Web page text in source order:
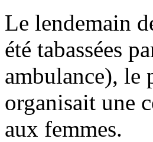
Le lendemain
été tabassées
ambulance), le
organisait une
aux femmes.